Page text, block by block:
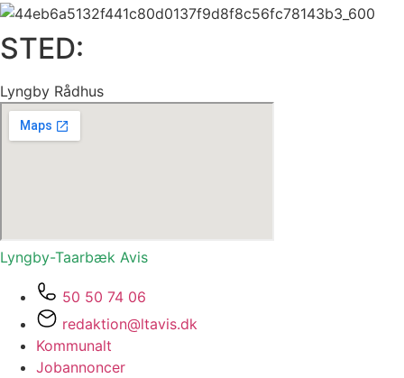
STED:
Lyngby Rådhus
Lyngby-Taarbæk Avis
50 50 74 06
redaktion@ltavis.dk
Kommunalt
Jobannoncer